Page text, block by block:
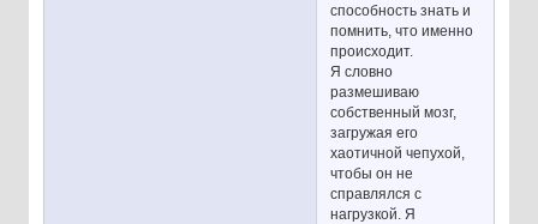
способность знать и
помнить, что именно
происходит.
Я словно
размешиваю
собственный мозг,
загружая его
хаотичной чепухой,
чтобы он не
справлялся с
нагрузкой. Я